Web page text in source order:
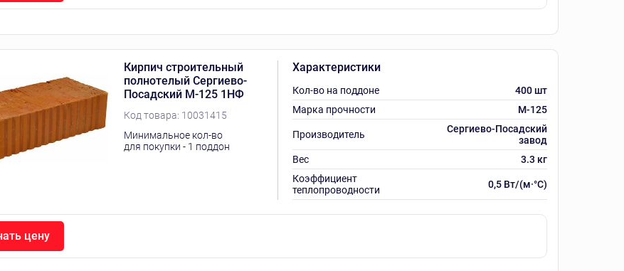
Кирпич строительный
полнотелый Сергиево-
Посадский М-125 1НФ
Код товара: 10031415
Минимальное кол-во
для покупки - 1 поддон
Характеристики
Кол-во на поддоне
400 шт
Марка прочности
M-125
Производитель
Сергиево-Посадский
завод
Вес
3.3 кг
Коэффициент
теплопроводности
0,5 Вт/(м·°C)
цену